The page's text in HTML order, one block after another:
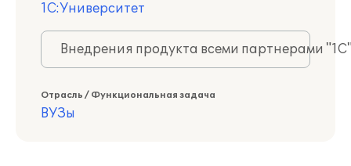
1С:Университет
Внедрения продукта всеми партнерами
Отрасль / Функциональная задача
ВУЗы